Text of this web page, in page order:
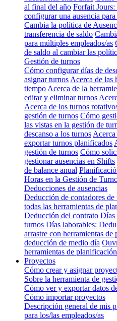
al final del año Forfait
configurar una ausencia
Cambia la política de
transferencia de saldo
para múltiples empleados/as
de saldo al cambiar las
Gestión de turnos
Cómo configurar días de
asignar turnos Acerca de las
tiempo Acerca de la
editar y eliminar turnos
Acerca de los turnos
gestión de turnos Cómo
las vistas en la gestión de
descanso a los turnos
exportar turnos planificados
gestión de turnos Cómo
gestionar ausencias en Shifts
de balance anual
Horas en la Gestión de
Deducciones de ausencias
Deducción de contadores
todas las herramientas de
Deducción del contrato Días
turnos Días laborables:
arrastre con herramientas de
deducción de medio día
herramientas de planificación
Proyectos
Cómo crear y asignar
Sobre la herramienta de
Cómo ver y exportar datos
Cómo importar proyectos
Descripción general de mis
para los/las empleados/as